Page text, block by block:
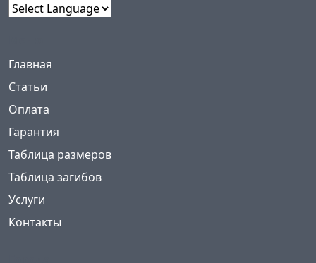
Главная
Статьи
Оплата
Гарантия
Таблица размеров
Таблица загибов
Услуги
Контакты